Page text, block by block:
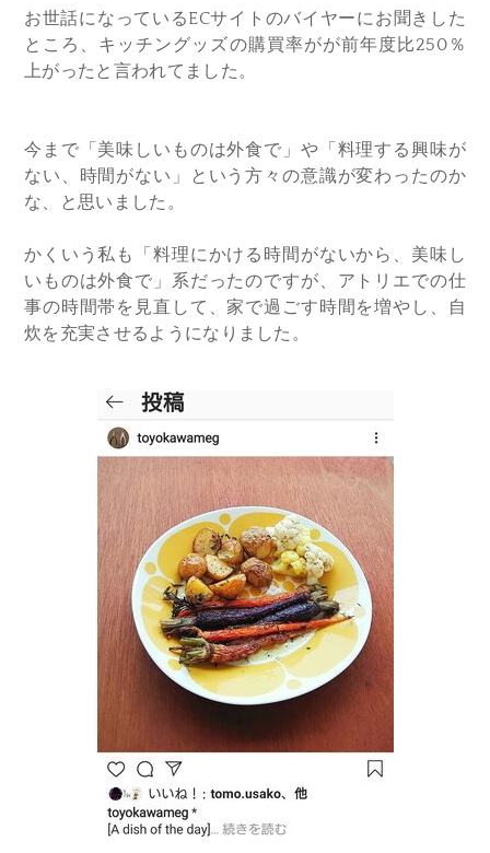
お世話になっているECサイトのバイヤーにお聞きした
ところ、キッチングッズの購買率がが前年度比250％
上がったと言われてました。
今まで「美味しいものは外食で」や「料理する興味が
ない、時間がない」という方々の意識が変わったのか
な、と思いました。
かくいう私も「料理にかける時間がないから、美味し
いものは外食で」系だったのですが、アトリエでの仕
事の時間帯を見直して、家で過ごす時間を増やし、自
炊を充実させるようになりました。